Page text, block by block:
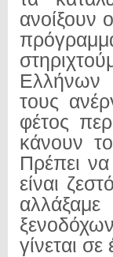
ανοίξουν
Ελλήνων
τους
φέτος
κάνουν
Πρέπει
είναι
γίνεται